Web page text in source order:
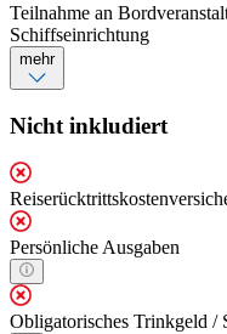
Teilnahme an
Schiffseinrichtung
mehr
Nicht inkludiert
Persönliche Ausgaben
Obligatorisches Trinkgeld /